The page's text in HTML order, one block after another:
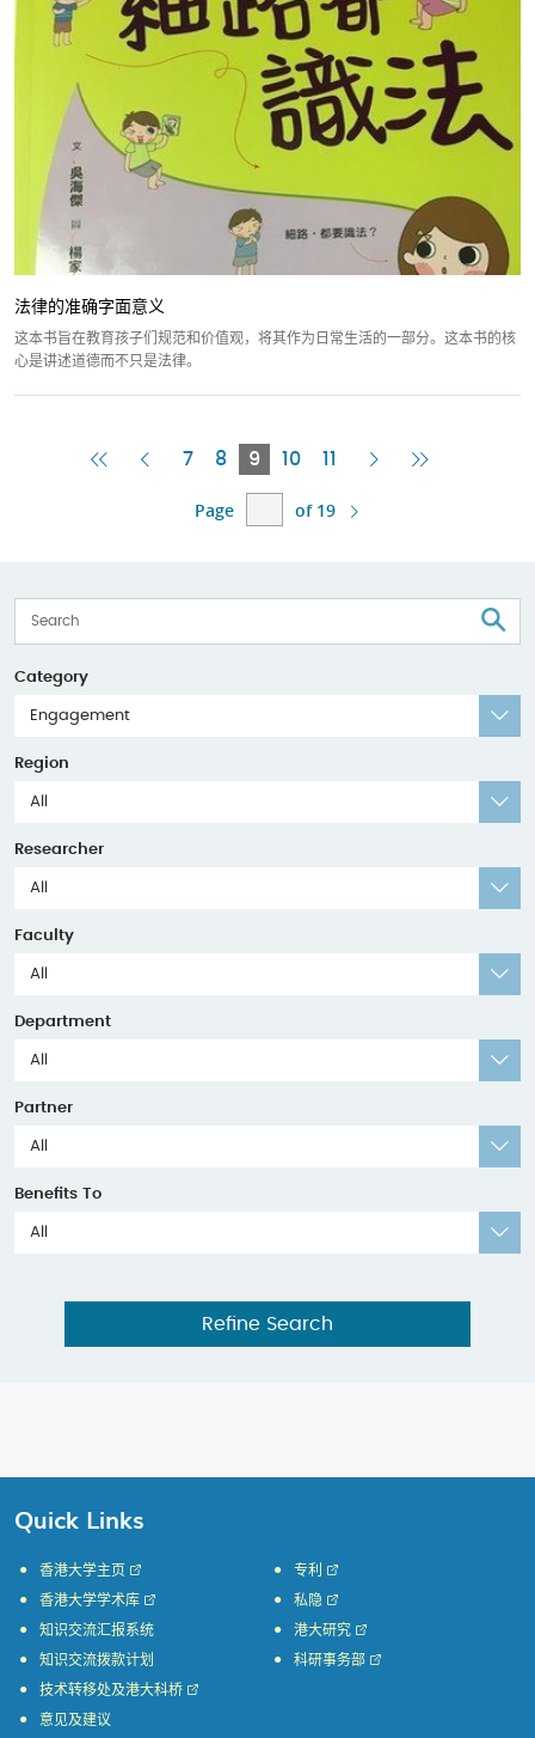
法律的准确字面意义
这本书旨在教育孩子们规范和价值观，将其作为日常生活的一部分。这本书的核
心是讲述道德而不只是法律。
FirstPrevious
7 8 9Current
10 11
Next Last
Page of 19
Category
Engagement
Region
All
Researcher
All
Faculty
All
Department
All
Partner
All
Benefits To
All
Refine Search
Quick Links
香港大学主页
香港大学学术库
知识交流汇报系统
知识交流拨款计划
专利
私隐
港大研究
科研事务部
技术转移处及港大科桥
意见及建议